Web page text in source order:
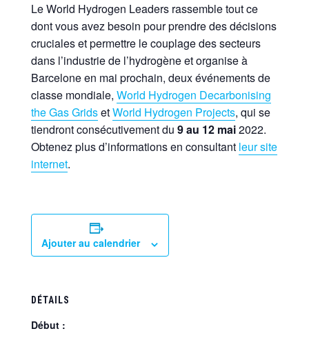
Le World Hydrogen Leaders rassemble tout ce
dont vous avez besoin pour prendre des décisions
cruciales et permettre le couplage des secteurs
dans l’industrie de l’hydrogène et organise à
Barcelone en mai prochain, deux événements de
classe mondiale, World Hydrogen Decarbonising
the Gas GridsetWorld Hydrogen Projects, qui se
tiendront consécutivement du 9 au 12 mai2022.
Obtenez plus d’informations en consultant leur site
internet.
Ajouter au calendrier
DÉTAILS
Début :